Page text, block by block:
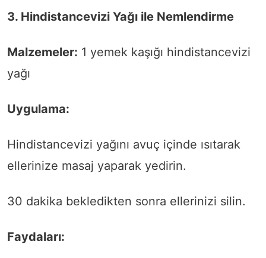
3. Hindistancevizi Yağı ile Nemlendirme
Malzemeler: 1 yemek kaşığı hindistancevizi
yağı
Uygulama:
Hindistancevizi yağını avuç içinde ısıtarak
ellerinize masaj yaparak yedirin.
30 dakika bekledikten sonra ellerinizi silin.
Faydaları: